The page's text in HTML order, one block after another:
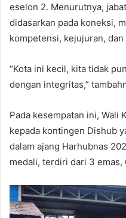
eselon 2. Menurutnya,
didasarkan pada koneksi,
kompetensi, kejujuran, dan
“Kota ini kecil, kita tidak
dengan integritas,”
Pada kesempatan ini, Wali
kepada kontingen Dishub
dalam ajang Harhubnas
medali, terdiri dari 3 emas,